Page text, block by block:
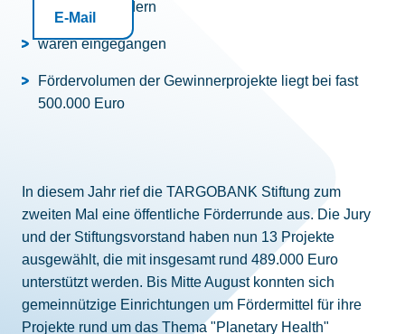
E-Mail
15 Bundesländern
waren eingegangen
Fördervolumen der Gewinnerprojekte liegt bei fast
500.000 Euro
In diesem Jahr rief die TARGOBANK Stiftung zum
zweiten Mal eine öffentliche Förderrunde aus. Die Jury
und der Stiftungsvorstand haben nun 13 Projekte
ausgewählt, die mit insgesamt rund 489.000 Euro
unterstützt werden. Bis Mitte August konnten sich
gemeinnützige Einrichtungen um Fördermittel für ihre
Projekte rund um das Thema "Planetary Health"